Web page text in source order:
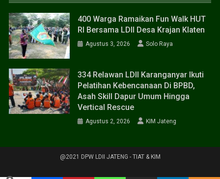
400 Warga Ramaikan Fun Walk HUT
RI Bersama LDII Desa Krajan Klaten
Agustus 3, 2026 Solo Raya
334 Relawan LDII Karanganyar Ikuti
Pelatihan Kebencanaan Di BPBD,
Asah Skill Dapur Umum Hingga
Vertical Rescue
Agustus 2, 2026 KIM Jateng
@2021 DPW LDII JATENG - TIAT & KIM